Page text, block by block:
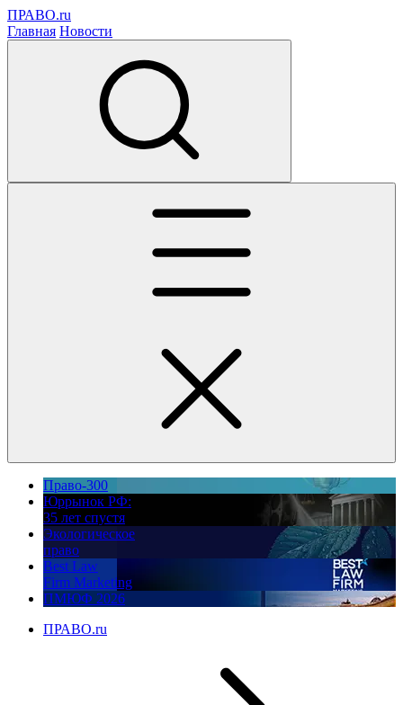
ПРАВО.ru
Главная Новости
Право-300
Юррынок РФ:
35 лет спустя
Экологическое
право
Best Law
Firm Marketing
ПМЮФ 2026
ПРАВО.ru